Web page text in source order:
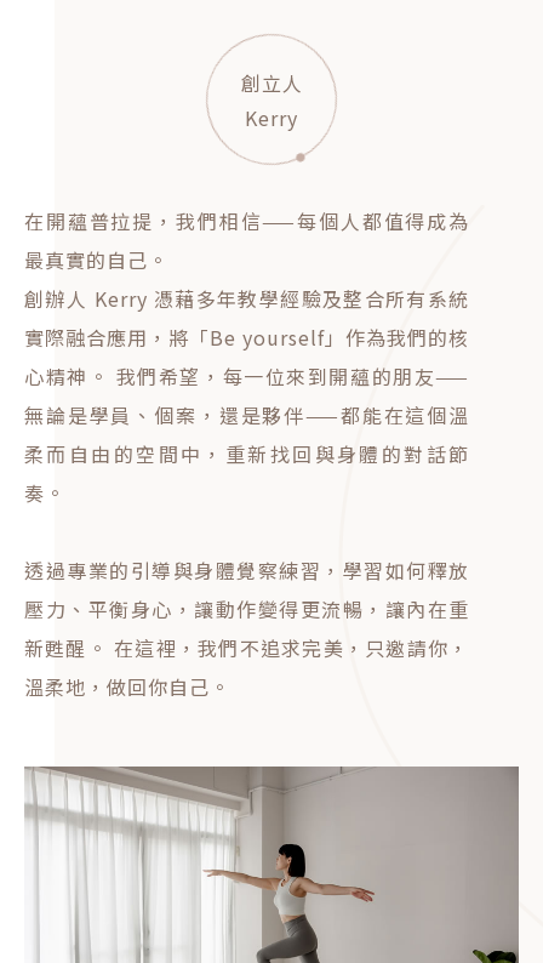
創立人
Kerry
在開蘊普拉提，我們相信——每個人都值得成為
最真實的自己。
創辦人 Kerry 憑藉多年教學經驗及整合所有系統
實際融合應用，將「Be yourself」作為我們的核
心精神。 我們希望，每一位來到開蘊的朋友——
無論是學員、個案，還是夥伴——都能在這個溫
柔而自由的空間中，重新找回與身體的對話節
奏。
透過專業的引導與身體覺察練習，學習如何釋放
壓力、平衡身心，讓動作變得更流暢，讓內在重
新甦醒。 在這裡，我們不追求完美，只邀請你，
溫柔地，做回你自己。